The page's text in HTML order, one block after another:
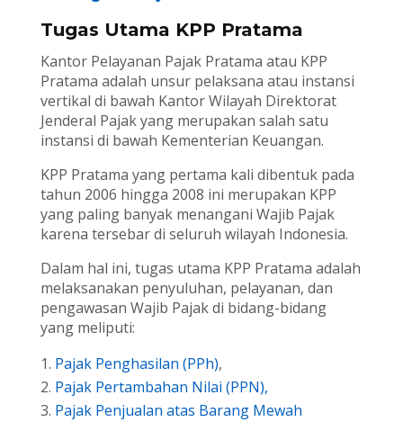
Tugas Utama KPP Pratama
Kantor Pelayanan Pajak Pratama atau KPP
Pratama adalah unsur pelaksana atau instansi
vertikal di bawah Kantor Wilayah Direktorat
Jenderal Pajak yang merupakan salah satu
instansi di bawah Kementerian Keuangan.
KPP Pratama yang pertama kali dibentuk pada
tahun 2006 hingga 2008 ini merupakan KPP
yang paling banyak menangani Wajib Pajak
karena tersebar di seluruh wilayah Indonesia.
Dalam hal ini, tugas utama KPP Pratama adalah
melaksanakan penyuluhan, pelayanan, dan
pengawasan Wajib Pajak di bidang-bidang
yang meliputi:
Pajak Penghasilan (PPh),
Pajak Pertambahan Nilai (PPN),
Pajak Penjualan atas Barang Mewah